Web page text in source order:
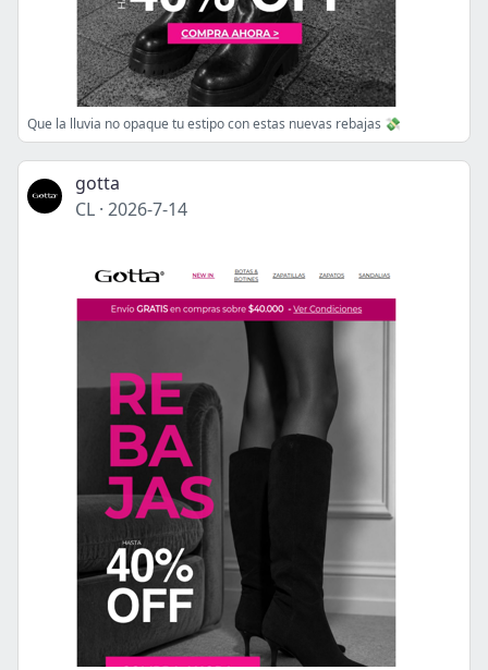
Que la lluvia no opaque tu estipo con estas nuevas rebajas 💸
gotta
CL · 2026-7-14